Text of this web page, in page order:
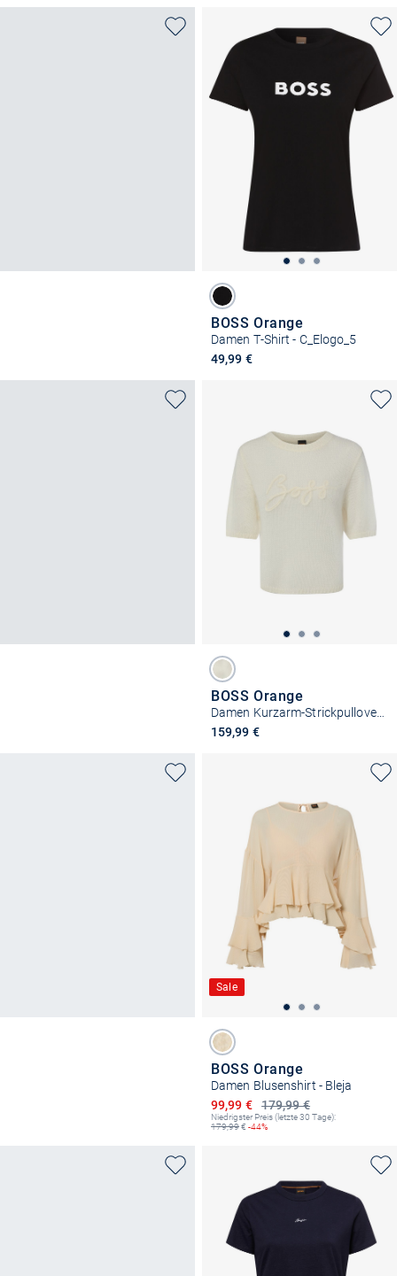
BOSS Orange
Damen T-Shirt - C_Elogo_5
49,99 €
BOSS Orange
Damen Kurzarm-Strickpullover - Fareeza
159,99 €
Sale
BOSS Orange
Damen Blusenshirt - Bleja
179,99 €
Ermäßigter Preis
99,99 €
Niedrigster Preis (letzte 30 Tage):
179,99€ -44%